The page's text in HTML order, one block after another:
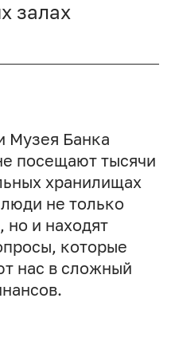
залах
Музея Банка
посещают тысячи
хранилищах
не только
но и находят
которые
нас в сложный